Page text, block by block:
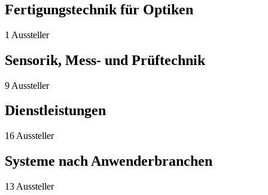
Fertigungstechnik für Optiken
1 Aussteller
Sensorik, Mess- und Prüftechnik
9 Aussteller
Dienstleistungen
16 Aussteller
Systeme nach Anwenderbranchen
13 Aussteller